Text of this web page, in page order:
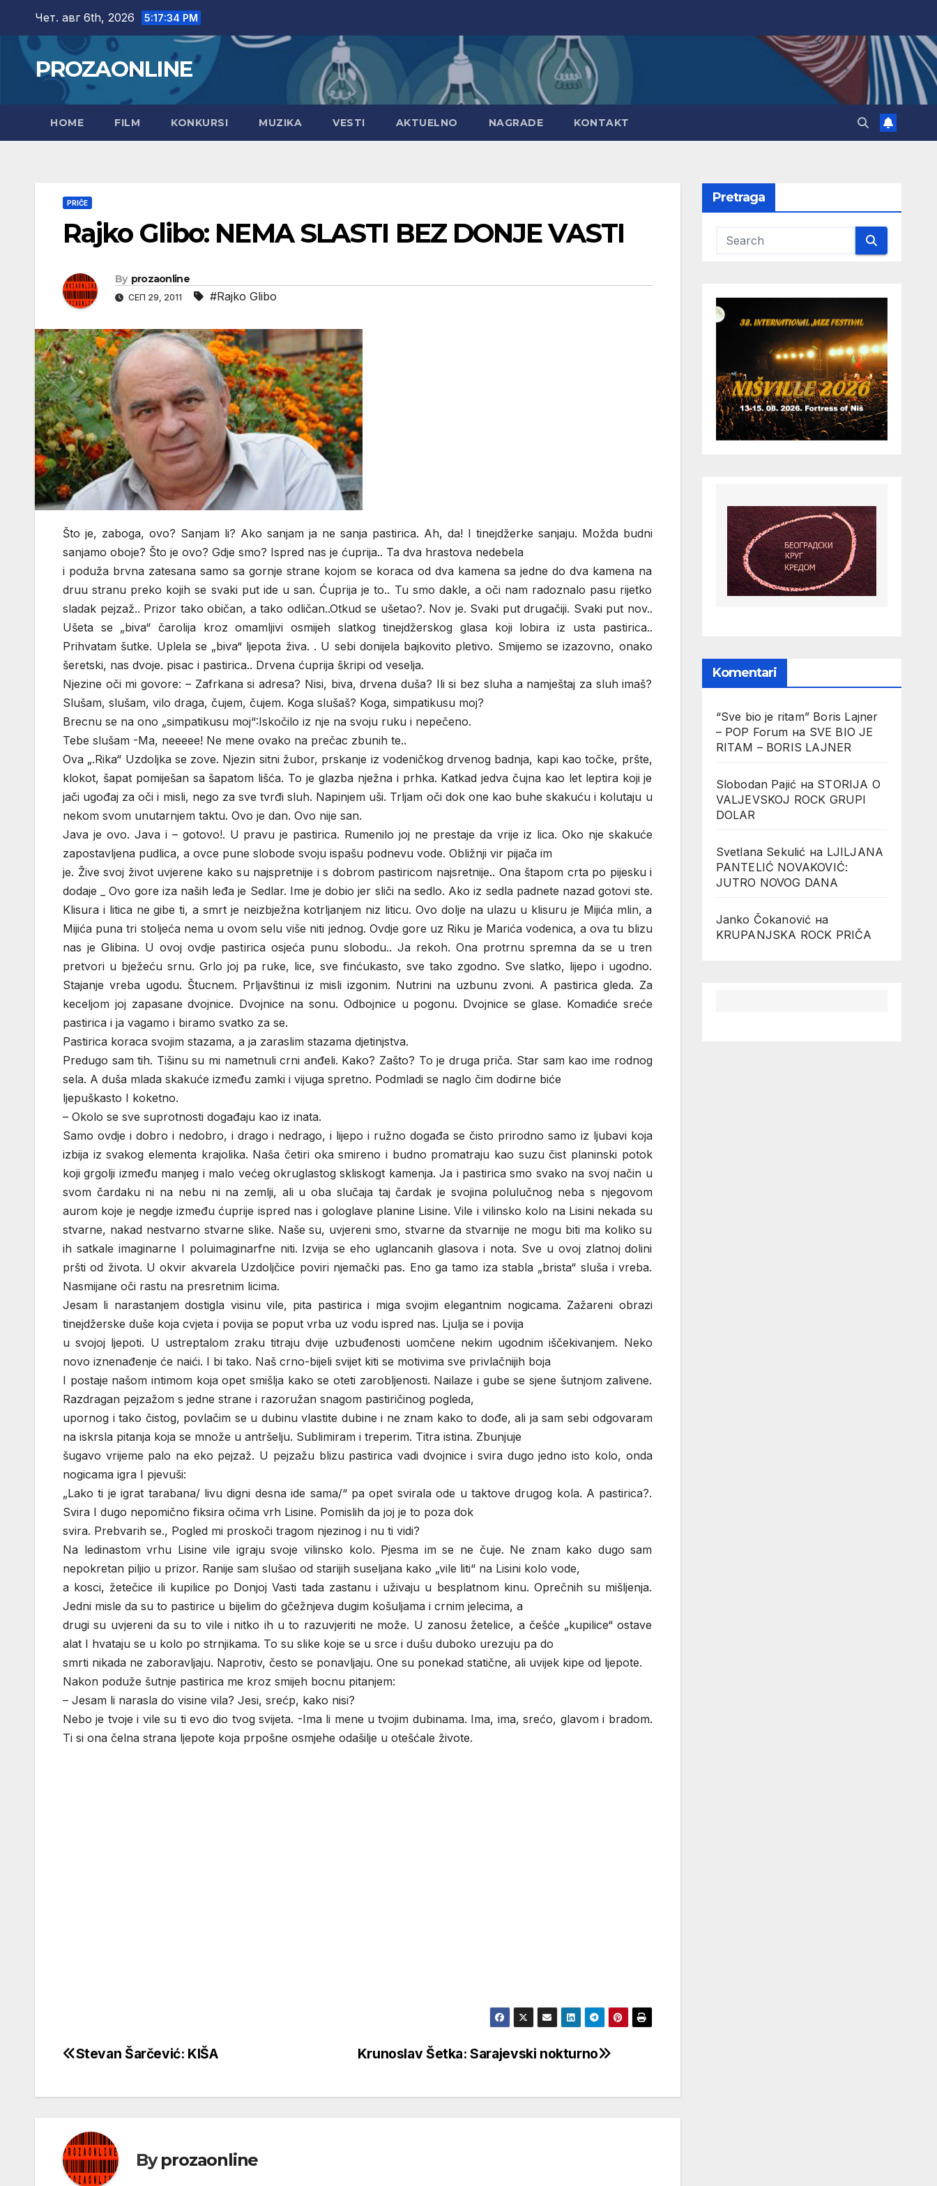
content
Чет. авг 6th, 2026 5:17:36 PM
PROZAONLINE
HOME FILM KONKURSI MUZIKA VESTI AKTUELNO NAGRADE KONTAKT
PRIČE
Rajko Glibo: NEMA SLASTI BEZ DONJE VASTI
By prozaonline
СЕП 29, 2011 #Rajko Glibo
Što je, zaboga, ovo? Sanjam li? Ako sanjam ja ne sanja pastirica. Ah, da! I tinejdžerke sanjaju. Možda budni
sanjamo oboje? Što je ovo? Gdje smo? Ispred nas je ćuprija.. Ta dva hrastova nedebela
i poduža brvna zatesana samo sa gornje strane kojom se koraca od dva kamena sa jedne do dva kamena na
druu stranu preko kojih se svaki put ide u san. Ćuprija je to.. Tu smo dakle, a oči nam radoznalo pasu rijetko
sladak pejzaž.. Prizor tako običan, a tako odličan..Otkud se ušetao?. Nov je. Svaki put drugačiji. Svaki put nov..
Ušeta se „biva“ čarolija kroz omamljivi osmijeh slatkog tinejdžerskog glasa koji lobira iz usta pastirica..
Prihvatam šutke. Uplela se „biva“ ljepota živa. . U sebi donijela bajkovito pletivo. Smijemo se izazovno, onako
šeretski, nas dvoje. pisac i pastirica.. Drvena ćuprija škripi od veselja.
Njezine oči mi govore: – Zafrkana si adresa? Nisi, biva, drvena duša? Ili si bez sluha a namještaj za sluh imaš?
Slušam, slušam, vilo draga, čujem, čujem. Koga slušaš? Koga, simpatikusu moj?
Brecnu se na ono „simpatikusu moj“:Iskočilo iz nje na svoju ruku i nepečeno.
Tebe slušam -Ma, neeeee! Ne mene ovako na prečac zbunih te..
Ova „.Rika“ Uzdoljka se zove. Njezin sitni žubor, prskanje iz vodeničkog drvenog badnja, kapi kao točke, pršte,
klokot, šapat pomiješan sa šapatom lišća. To je glazba nježna i prhka. Katkad jedva čujna kao let leptira koji je
jači ugođaj za oči i misli, nego za sve tvrđi sluh. Napinjem uši. Trljam oči dok one kao buhe skakuću i kolutaju u
nekom svom unutarnjem taktu. Ovo je dan. Ovo nije san.
Java je ovo. Java i – gotovo!. U pravu je pastirica. Rumenilo joj ne prestaje da vrije iz lica. Oko nje skakuće
zapostavljena pudlica, a ovce pune slobode svoju ispašu podnevu vode. Obližnji vir pijača im
je. Žive svoj život uvjerene kako su najspretnije i s dobrom pastiricom najsretnije.. Ona štapom crta po pijesku i
dodaje _ Ovo gore iza naših leđa je Sedlar. Ime je dobio jer sliči na sedlo. Ako iz sedla padnete nazad gotovi ste.
Klisura i litica ne gibe ti, a smrt je neizbježna kotrljanjem niz liticu. Ovo dolje na ulazu u klisuru je Mijića mlin, a
Mijića puna tri stoljeća nema u ovom selu više niti jednog. Ovdje gore uz Riku je Marića vodenica, a ova tu blizu
nas je Glibina. U ovoj ovdje pastirica osjeća punu slobodu.. Ja rekoh. Ona protrnu spremna da se u tren
pretvori u bježeću srnu. Grlo joj pa ruke, lice, sve finćukasto, sve tako zgodno. Sve slatko, lijepo i ugodno.
Stajanje vreba ugodu. Štucnem. Prljavštinui iz misli izgonim. Nutrini na uzbunu zvoni. A pastirica gleda. Za
keceljom joj zapasane dvojnice. Dvojnice na sonu. Odbojnice u pogonu. Dvojnice se glase. Komadiće sreće
pastirica i ja vagamo i biramo svatko za se.
Pastirica koraca svojim stazama, a ja zaraslim stazama djetinjstva.
Predugo sam tih. Tišinu su mi nametnuli crni anđeli. Kako? Zašto? To je druga priča. Star sam kao ime rodnog
sela. A duša mlada skakuće između zamki i vijuga spretno. Podmladi se naglo čim dodirne biće
ljepuškasto I koketno.
– Okolo se sve suprotnosti događaju kao iz inata.
Samo ovdje i dobro i nedobro, i drago i nedrago, i lijepo i ružno događa se čisto prirodno samo iz ljubavi koja
izbija iz svakog elementa krajolika. Naša četiri oka smireno i budno promatraju kao suzu čist planinski potok
koji grgolji između manjeg i malo većeg okruglastog skliskogt kamenja. Ja i pastirica smo svako na svoj način u
svom čardaku ni na nebu ni na zemlji, ali u oba slučaja taj čardak je svojina polulučnog neba s njegovom
aurom koje je negdje između ćuprije ispred nas i gologlave planine Lisine. Vile i vilinsko kolo na Lisini nekada su
stvarne, nakad nestvarno stvarne slike. Naše su, uvjereni smo, stvarne da stvarnije ne mogu biti ma koliko su
ih satkale imaginarne I poluimaginarfne niti. Izvija se eho uglancanih glasova i nota. Sve u ovoj zlatnoj dolini
pršti od života. U okvir akvarela Uzdoljčice poviri njemački pas. Eno ga tamo iza stabla „brista“ sluša i vreba.
Nasmijane oči rastu na presretnim licima.
Jesam li narastanjem dostigla visinu vile, pita pastirica i miga svojim elegantnim nogicama. Zažareni obrazi
tinejdžerske duše koja cvjeta i povija se poput vrba uz vodu ispred nas. Ljulja se i povija
u svojoj ljepoti. U ustreptalom zraku titraju dvije uzbuđenosti uomčene nekim ugodnim iščekivanjem. Neko
novo iznenađenje će naići. I bi tako. Naš crno-bijeli svijet kiti se motivima sve privlačnijih boja
I postaje našom intimom koja opet smišlja kako se oteti zarobljenosti. Nailaze i gube se sjene šutnjom zalivene.
Razdragan pejzažom s jedne strane i razoružan snagom pastiričinog pogleda,
upornog i tako čistog, povlačim se u dubinu vlastite dubine i ne znam kako to dođe, ali ja sam sebi odgovaram
na iskrsla pitanja koja se množe u antršelju. Sublimiram i treperim. Titra istina. Zbunjuje
šugavo vrijeme palo na eko pejzaž. U pejzažu blizu pastirica vadi dvojnice i svira dugo jedno isto kolo, onda
nogicama igra I pjevuši:
„Lako ti je igrat tarabana/ livu digni desna ide sama/“ pa opet svirala ode u taktove drugog kola. A pastirica?.
Svira I dugo nepomično fiksira očima vrh Lisine. Pomislih da joj je to poza dok
svira. Prebvarih se., Pogled mi proskoči tragom njezinog i nu ti vidi?
Na ledinastom vrhu Lisine vile igraju svoje vilinsko kolo. Pjesma im se ne čuje. Ne znam kako dugo sam
nepokretan piljio u prizor. Ranije sam slušao od starijih suseljana kako „vile liti“ na Lisini kolo vode,
a kosci, žetečice ili kupilice po Donjoj Vasti tada zastanu i uživaju u besplatnom kinu. Oprečnih su mišljenja.
Jedni misle da su to pastirice u bijelim do gčežnjeva dugim košuljama i crnim jelecima, a
drugi su uvjereni da su to vile i nitko ih u to razuvjeriti ne može. U zanosu žetelice, a češće „kupilice“ ostave
alat I hvataju se u kolo po strnjikama. To su slike koje se u srce i dušu duboko urezuju pa do
smrti nikada ne zaboravljaju. Naprotiv, često se ponavljaju. One su ponekad statične, ali uvijek kipe od ljepote.
Nakon poduže šutnje pastirica me kroz smijeh bocnu pitanjem:
– Jesam li narasla do visine vila? Jesi, srećp, kako nisi?
Nebo je tvoje i vile su ti evo dio tvog svijeta. -Ima li mene u tvojim dubinama. Ima, ima, srećo, glavom i bradom.
Ti si ona čelna strana ljepote koja prpošne osmjehe odašilje u otešćale živote.
Кретање
Krunoslav Šetka: Sarajevski nokturno
Stevan Šarčević: KIŠA
Byprozaonline
Pretraga
Komentari
“Sve bio je ritam” Boris Lajner
– POP Forum на SVE BIO JE
RITAM – BORIS LAJNER
Slobodan Pajić на STORIJA O
VALJEVSKOJ ROCK GRUPI
DOLAR
Svetlana Sekulić на LJILJANA
PANTELIĆ NOVAKOVIĆ:
JUTRO NOVOG DANA
Janko Čokanović на
KRUPANJSKA ROCK PRIČA